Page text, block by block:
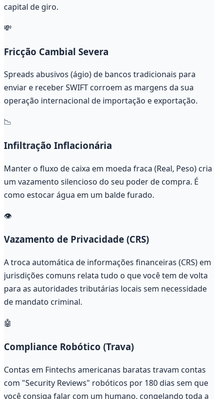
capital de giro.
💸
Fricção Cambial Severa
Spreads abusivos (ágio) de bancos tradicionais para
enviar e receber SWIFT corroem as margens da sua
operação internacional de importação e exportação.
📉
Infiltração Inflacionária
Manter o fluxo de caixa em moeda fraca (Real, Peso) cria
um vazamento silencioso do seu poder de compra. É
como estocar água em um balde furado.
👁️
Vazamento de Privacidade (CRS)
A troca automática de informações financeiras (CRS) em
jurisdições comuns relata tudo o que você tem de volta
para as autoridades tributárias locais sem necessidade
de mandato criminal.
🤖
Compliance Robótico (Trava)
Contas em Fintechs americanas baratas travam contas
com "Security Reviews" robóticos por 180 dias sem que
você consiga falar com um humano, congelando toda a